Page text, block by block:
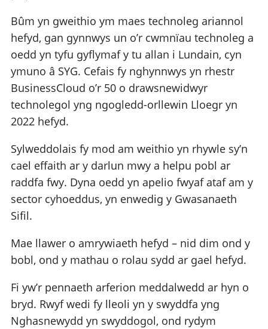
Bûm yn gweithio ym maes technoleg ariannol
hefyd, gan gynnwys un o’r cwmnïau technoleg a
oedd yn tyfu gyflymaf y tu allan i Lundain, cyn
ymuno â SYG. Cefais fy nghynnwys yn rhestr
BusinessCloud o’r 50 o drawsnewidwyr
technolegol yng ngogledd-orllewin Lloegr yn
2022 hefyd.
Sylweddolais fy mod am weithio yn rhywle sy’n
cael effaith ar y darlun mwy a helpu pobl ar
raddfa fwy. Dyna oedd yn apelio fwyaf ataf am y
sector cyhoeddus, yn enwedig y Gwasanaeth
Sifil.
Mae llawer o amrywiaeth hefyd – nid dim ond y
bobl, ond y mathau o rolau sydd ar gael hefyd.
Fi yw’r pennaeth arferion meddalwedd ar hyn o
bryd. Rwyf wedi fy lleoli yn y swyddfa yng
Nghasnewydd yn swyddogol, ond rydym